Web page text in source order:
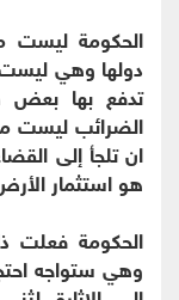
الحكومة ليست
دولها وهي ليست
تدفع بها بعض
الضرائب ليست
ان تلجأ إلى
هو استثمار
الحكومة
وهي ستواجه